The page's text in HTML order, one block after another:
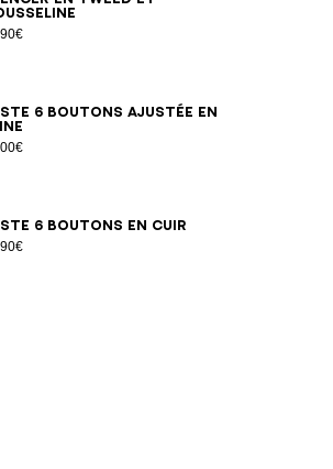
6 boutons ajustée en
343638404244 46
6 boutons en cuir
343638 4042